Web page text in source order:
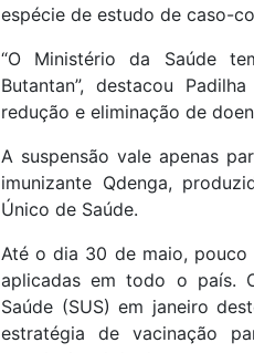
espécie de estudo de caso-
“O Ministério da Saúde
Butantan”, destacou
redução e eliminação de
A suspensão vale apenas
imunizante Qdenga,
Único de Saúde.
Até o dia 30 de maio,
aplicadas em todo o país.
Saúde (SUS) em janeiro
estratégia de vacinação